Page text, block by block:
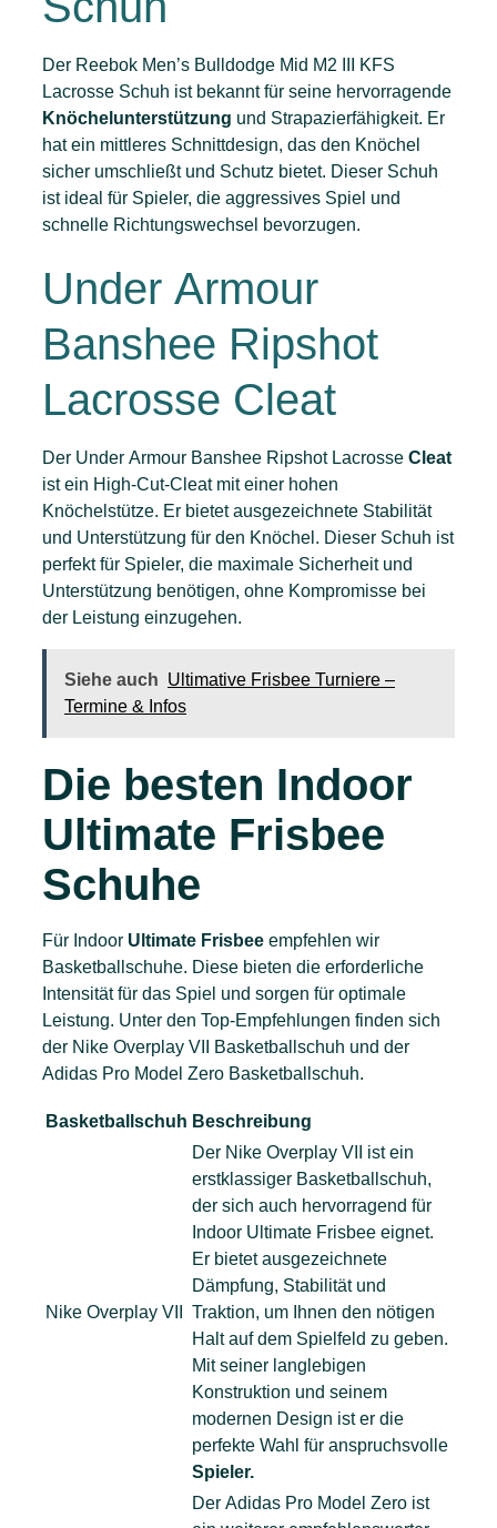
Der Reebok Men’s Bulldodge Mid M2 III KFS
Lacrosse Schuh ist bekannt für seine hervorragende
Knöchelunterstützung und Strapazierfähigkeit. Er
hat ein mittleres Schnittdesign, das den Knöchel
sicher umschließt und Schutz bietet. Dieser Schuh
ist ideal für Spieler, die aggressives Spiel und
schnelle Richtungswechsel bevorzugen.
Under Armour
Banshee Ripshot
Lacrosse Cleat
Der Under Armour Banshee Ripshot Lacrosse Cleat
ist ein High-Cut-Cleat mit einer hohen
Knöchelstütze. Er bietet ausgezeichnete Stabilität
und Unterstützung für den Knöchel. Dieser Schuh ist
perfekt für Spieler, die maximale Sicherheit und
Unterstützung benötigen, ohne Kompromisse bei
der Leistung einzugehen.
Siehe auch Ultimative Frisbee Turniere –
Termine & Infos
Die besten Indoor
Ultimate Frisbee
Schuhe
Für Indoor Ultimate Frisbee empfehlen wir
Basketballschuhe. Diese bieten die erforderliche
Intensität für das Spiel und sorgen für optimale
Leistung. Unter den Top-Empfehlungen finden sich
der Nike Overplay VII Basketballschuh und der
Adidas Pro Model Zero Basketballschuh.
Basketballschuh Beschreibung
Nike Overplay VII
Der Nike Overplay VII ist ein
erstklassiger Basketballschuh,
der sich auch hervorragend für
Indoor Ultimate Frisbee eignet.
Er bietet ausgezeichnete
Dämpfung, Stabilität und
Traktion, um Ihnen den nötigen
Halt auf dem Spielfeld zu geben.
Mit seiner langlebigen
Konstruktion und seinem
modernen Design ist er die
perfekte Wahl für anspruchsvolle
Spieler.
Der Adidas Pro Model Zero ist